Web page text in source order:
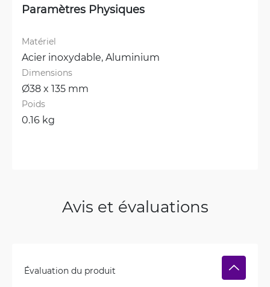
Paramètres Physiques
Matériel
Acier inoxydable, Aluminium
Dimensions
Ø38 x 135 mm
Poids
0.16 kg
Avis et évaluations
Évaluation du produit